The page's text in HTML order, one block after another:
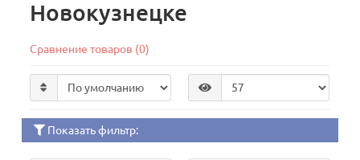
Новокузнецке
Сравнение товаров (0)
Показать фильтр: